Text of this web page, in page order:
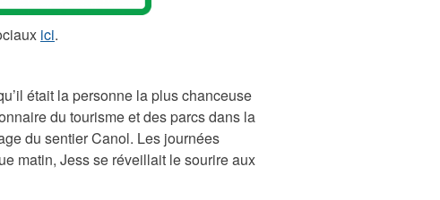
ici.
était la personne la plus chanceuse
du tourisme et des parcs dans la
du sentier Canol. Les journées
matin, Jess se réveillait le sourire aux